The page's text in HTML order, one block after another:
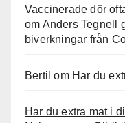
Vaccinerade dör
om Anders Tegnell
biverkningar från
Bertil om Har du
Har du extra mat i